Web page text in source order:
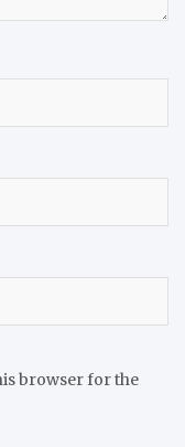
browser for the